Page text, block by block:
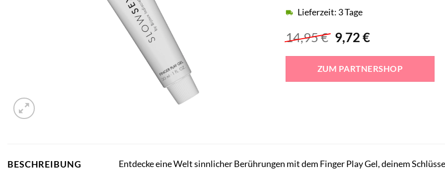
14,95€ Ursprünglicher
Preis
war:
14,95 €
9,72€Aktueller
ist:
9,72 €.
Lieferzeit: 3 Tage
ZUM PARTNERSHOP
BESCHREIBUNG
Entdecke eine Welt sinnlicher Berührungen mit dem Finger Play Gel, deinem